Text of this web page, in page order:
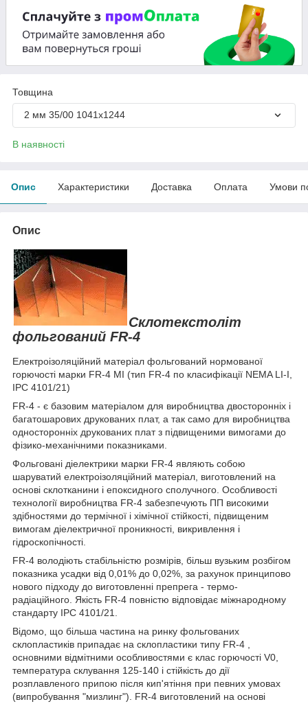
Товщина
2 мм 35/00 1041х1244
В наявності
Опис Характеристики Доставка Оплата Умови
Опис
Склотекстоліт
фольгований FR-4
Електроізоляційний матеріал фольгований нормованої
горючості марки FR-4 МІ (тип FR-4 по класифікації NEMA LI-I,
IPC 4101/21)
FR-4 - є базовим матеріалом для виробництва двосторонніх і
багатошарових друкованих плат, а так само для виробництва
односторонніх друкованих плат з підвищеними вимогами до
фізико-механічними показниками.
Фольговані діелектрики марки FR-4 являють собою
шаруватий електроізоляційний матеріал, виготовлений на
основі склотканини і епоксидного сполучного. Особливості
технології виробництва FR-4 забезпечують ПП високими
здібностями до термічної і хімічної стійкості, підвищеним
вимогам діелектричної проникності, викривлення і
гідроскопічності.
FR-4 володіють стабільністю розмірів, більш вузьким розбігом
показника усадки від 0,01% до 0,02%, за рахунок принципово
нового підходу до виготовленні препрега - термо-
радіаційного. Якість FR-4 повністю відповідає міжнародному
стандарту IPC 4101/21.
Відомо, що більша частина на ринку фольгованих
склопластиків припадає на склопластики типу FR-4 ,
основними відмітними особливостями є клас горючості V0,
температура склування 125-140 і стійкість до дії
розплавленого припою після кип'ятіння при певних умовах
(випробування "мизлинг"). FR-4 виготовлений на основі